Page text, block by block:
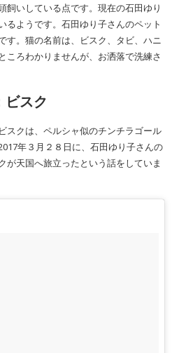
飼いしている点です。現在の石田ゆり
るようです。石田ゆり子さんのペット
す。猫の名前は、ビスク、タビ、ハニ
ころわかりませんが、お洒落で洗練さ
スク
スクは、ペルシャ似のチンチラゴール
年３月２８日に、石田ゆり子さんの
が天国へ旅立ったという話をしていま